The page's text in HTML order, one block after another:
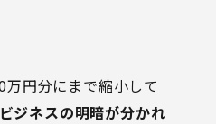
円分にまで縮小して
ジネスの明暗が分かれ